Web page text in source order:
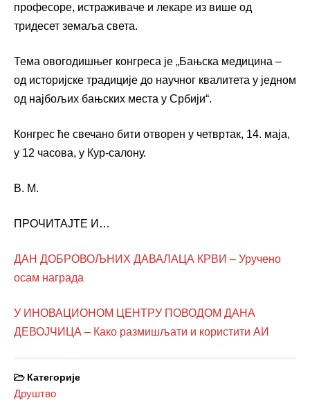
професоре, истраживаче и лекаре из више од
тридесет земаља света.
Тема овогодишњег конгреса је „Бањска медицина –
од историјске традиције до научног квалитета у једном
од најбољих бањских места у Србији“.
Конгрес ће свечано бити отворен у четвртак, 14. маја,
у 12 часова, у Кур-салону.
В. М.
ПРОЧИТАЈТЕ И…
ДАН ДОБРОВОЉНИХ ДАВАЛАЦА КРВИ – Уручено
осам награда
У ИНОВАЦИОНОМ ЦЕНТРУ ПОВОДОМ ДАНА
ДЕВОЈЧИЦА – Како размишљати и користити АИ
Категорије
Друштво